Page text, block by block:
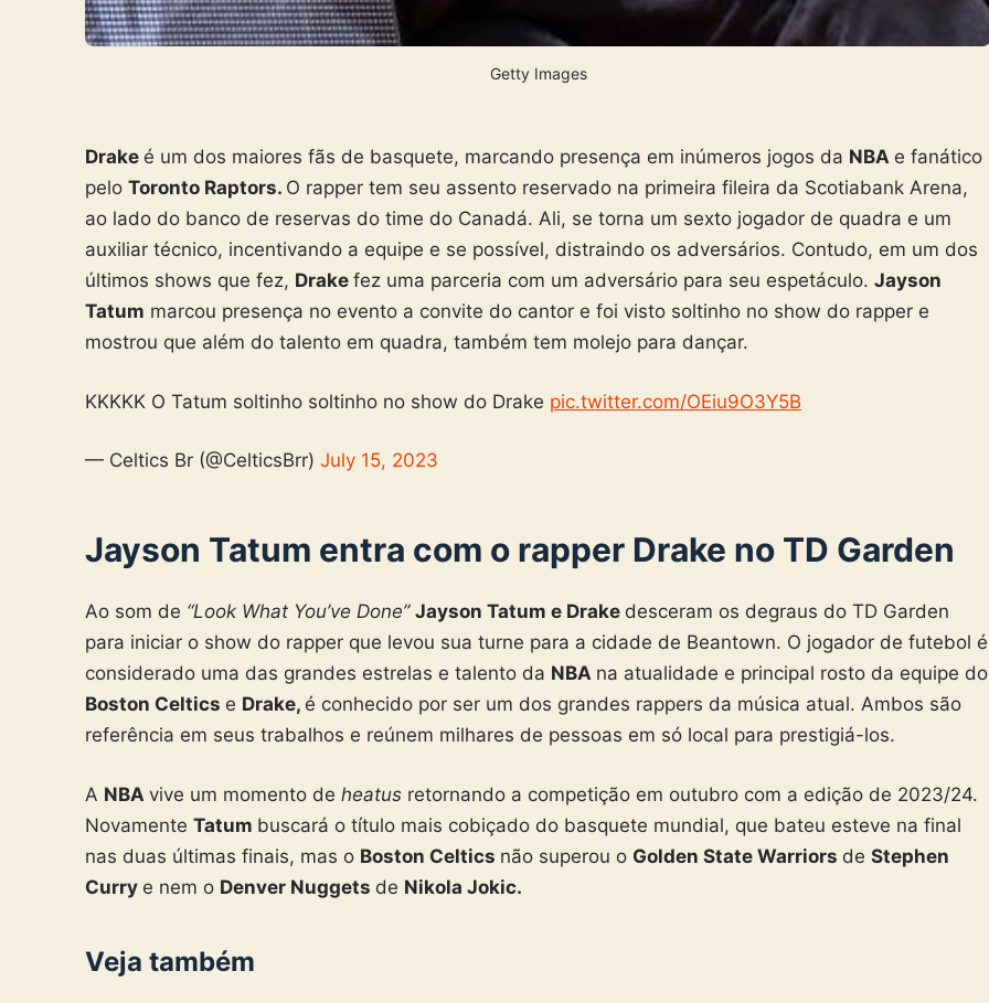
Getty Images
Drake é um dos maiores fãs de basquete, marcando presença em inúmeros jogos da NBA e fanático
pelo Toronto Raptors. O rapper tem seu assento reservado na primeira fileira da Scotiabank Arena,
ao lado do banco de reservas do time do Canadá. Ali, se torna um sexto jogador de quadra e um
auxiliar técnico, incentivando a equipe e se possível, distraindo os adversários. Contudo, em um dos
últimos shows que fez, Drake fez uma parceria com um adversário para seu espetáculo. Jayson
Tatum marcou presença no evento a convite do cantor e foi visto soltinho no show do rapper e
mostrou que além do talento em quadra, também tem molejo para dançar.
KKKKK O Tatum soltinho soltinho no show do Drake pic.twitter.com/OEiu9O3Y5B
— Celtics Br (@CelticsBrr) July 15, 2023
Jayson Tatum entra com o rapper Drake no TD Garden
Ao som de “Look What You’ve Done” Jayson Tatum e Drake desceram os degraus do TD Garden
para iniciar o show do rapper que levou sua turne para a cidade de Beantown. O jogador de futebol é
considerado uma das grandes estrelas e talento da NBA na atualidade e principal rosto da equipe do
Boston Celtics e Drake, é conhecido por ser um dos grandes rappers da música atual. Ambos são
referência em seus trabalhos e reúnem milhares de pessoas em só local para prestigiá-los.
A NBA vive um momento de heatus retornando a competição em outubro com a edição de 2023/24.
Novamente Tatum buscará o título mais cobiçado do basquete mundial, que bateu esteve na final
nas duas últimas finais, mas o Boston Celtics não superou o Golden State Warriors de Stephen
Curry e nem o Denver Nuggets de Nikola Jokic.
Veja também